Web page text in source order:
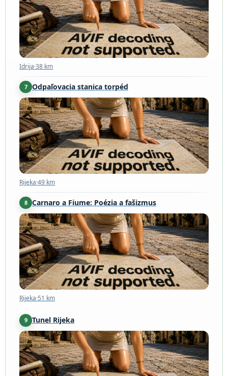
Idrija·38 km
7 Odpaľovacia stanica torpéd
Rijeka·49 km
Rijeka·49 km
8 Carnaro a Fiume: Poézia a fašizmus
Rijeka·51 km
Rijeka·51 km
9 Tunel Rijeka
Rijeka·51 km